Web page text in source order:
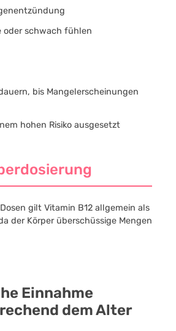
oder schwach fühlen
bis Mangelerscheinungen
hohen Risiko ausgesetzt
gilt Vitamin B12 allgemein als
der Körper überschüssige Mengen
Einnahme
dem Alter